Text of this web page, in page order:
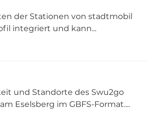
der Stationen von stadtmobil
integriert und kann...
und Standorte des Swu2go
Eselsberg im GBFS-Format....